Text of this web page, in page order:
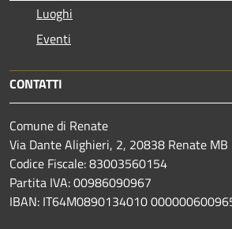
Luoghi
Eventi
CONTATTI
Comune di Renate
Via Dante Alighieri, 2, 20838 Renate MB
Codice Fiscale: 83003560154
Partita IVA: 00986090967
IBAN: IT64M0890134010